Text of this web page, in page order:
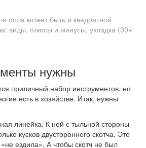
пола может быть и квадратной
нужны
приличный набор инструментов, но
есть в хозяйстве. Итак, нужны
линейка. К ней с тыльной стороны
кусков двустороннего скотча. Это
ездила». А чтобы скотч не был